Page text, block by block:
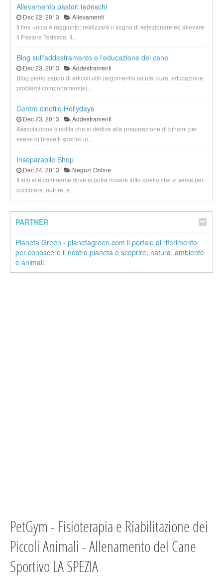
Allevamento pastori tedeschi
Dec 22, 2013
Allevamenti
Il fine unico è raggiunto: realizzare il sogno di selezionare ed allevare
il Pastore Tedesco. Il...
Blog sull'addestramento e l'educazione del cane
Dec 23, 2013
Addestramenti
Blog pieno zeppo di articoli utili (argomentio salute, cura, educazione,
problemi comportamentali...
Centro cinofilo Hollydays
Dec 23, 2013
Addestramenti
Associazione cinofila che si dedica alla preparazione di binomi per
esami di brevetti sportivi in...
Inseparabile Shop
Dec 24, 2013
Negozi Online
Il sito si e commerce dove si potrà trovare tutto quello che vi serve per
coccolare, nutrire, e...
PARTNER
Pianeta Green - pianetagreen.com il portale di riferimento
per conoscere il nostro pianeta e scoprire, natura, ambiente
e animali.
PetGym - Fisioterapia e Riabilitazione dei
Piccoli Animali - Allenamento del Cane
Sportivo LA SPEZIA